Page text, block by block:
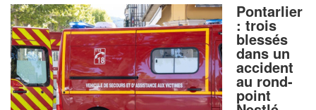
Pontarlier
: trois
blessés
dans un
accident
au rond-
point